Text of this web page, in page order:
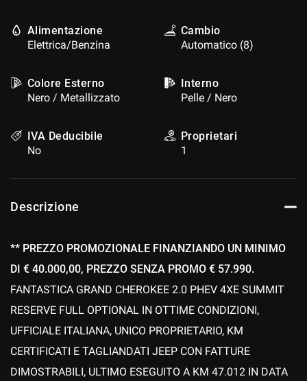
Alimentazione
Elettrica/Benzina
Cambio
Automatico (8)
Colore Esterno
Nero / Metallizzato
Interno
Pelle / Nero
IVA Deducibile
No
Proprietari
1
Descrizione
** PREZZO PROMOZIONALE FINANZIANDO UN MINIMO
DI € 40.000,00, PREZZO SENZA PROMO € 57.990.
FANTASTICA GRAND CHEROKEE 2.0 PHEV 4XE SUMMIT
RESERVE FULL OPTIONAL IN OTTIME CONDIZIONI,
UFFICIALE ITALIANA, UNICO PROPRIETARIO, KM
CERTIFICATI E TAGLIANDATI JEEP CON FATTURE
DIMOSTRABILI, ULTIMO ESEGUITO A KM 47.012 IN DATA
questi
strumenti
si
rimanda
policy.
Puoi
e
le
in
qualsiasi
momento.